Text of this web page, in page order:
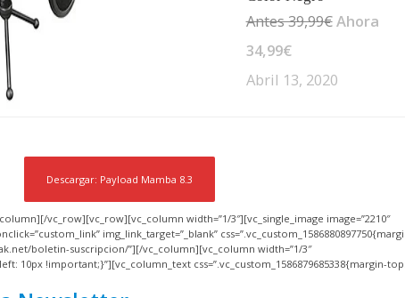
Antes 39,99€Ahora
34,99€
Abril 13, 2020
Descargar: Payload Mamba 8.3
vc_row][vc_row][vc_column width=”1/3″][vc_single_image image=”2210″
img_link_target=”_blank”
boletin-suscripcion/”][/vc_column][vc_column width=”1/3″
10px !important;}”][vc_column_text css=”.vc_custom_1586879685338{margin-